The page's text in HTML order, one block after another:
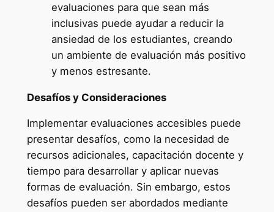
evaluaciones para que sean más
inclusivas puede ayudar a reducir la
ansiedad de los estudiantes, creando
un ambiente de evaluación más positivo
y menos estresante.
Desafíos y Consideraciones
Implementar evaluaciones accesibles puede
presentar desafíos, como la necesidad de
recursos adicionales, capacitación docente y
tiempo para desarrollar y aplicar nuevas
formas de evaluación. Sin embargo, estos
desafíos pueden ser abordados mediante